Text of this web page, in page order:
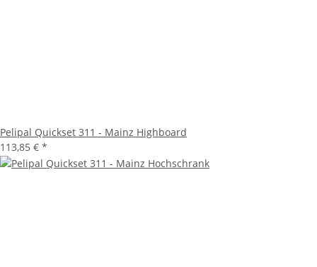
Pelipal Quickset 311 - Mainz Highboard
113,85 € *